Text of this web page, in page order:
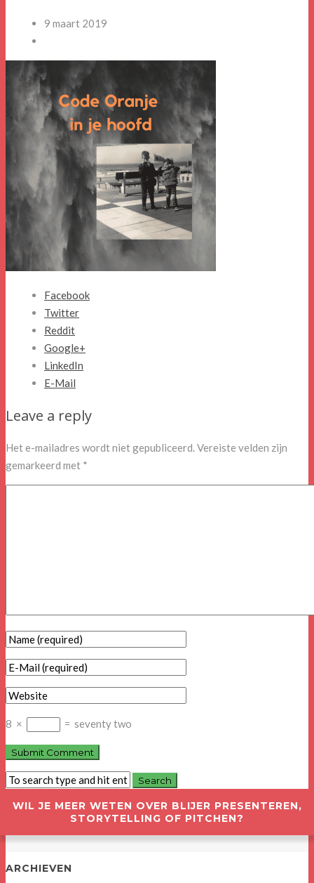
9 maart 2019
Facebook
Twitter
Reddit
Google+
LinkedIn
E-Mail
Leave a reply
Het e-mailadres wordt niet gepubliceerd.Vereiste velden zijn
gemarkeerd met *
8 × = seventy two
WIL JE MEER WETEN OVER BLIJER PRESENTEREN,
STORYTELLING OF PITCHEN?
ARCHIEVEN